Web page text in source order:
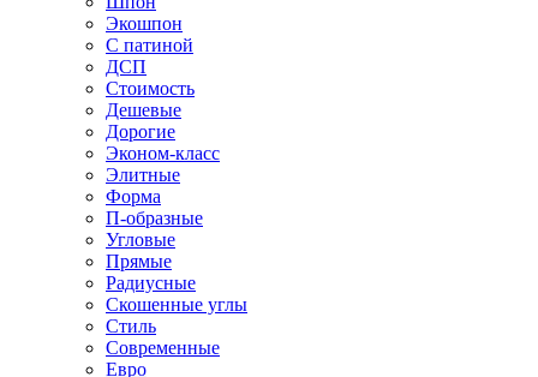
Экошпон
С патиной
ДСП
Стоимость
Дешевые
Дорогие
Эконом-класс
Элитные
Форма
П-образные
Угловые
Прямые
Радиусные
Скошенные углы
Стиль
Современные
Евро